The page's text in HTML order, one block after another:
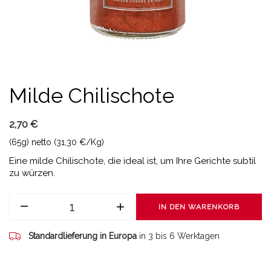
Milde Chilischote
2,70 €
(65g) netto (31,30 €/Kg)
Eine milde Chilischote, die ideal ist, um Ihre Gerichte subtil
zu würzen.
IN DEN WARENKORB
Standardlieferung in Europa in 3 bis 6 Werktagen